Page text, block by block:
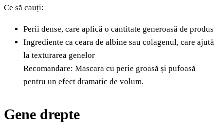
Ce să cauți:
Perii dense, care aplică o cantitate generoasă de produs
Ingrediente ca ceara de albine sau colagenul, care ajută
la texturarea genelor
Recomandare: Mascara cu perie groasă și pufoasă
pentru un efect dramatic de volum.
Gene drepte